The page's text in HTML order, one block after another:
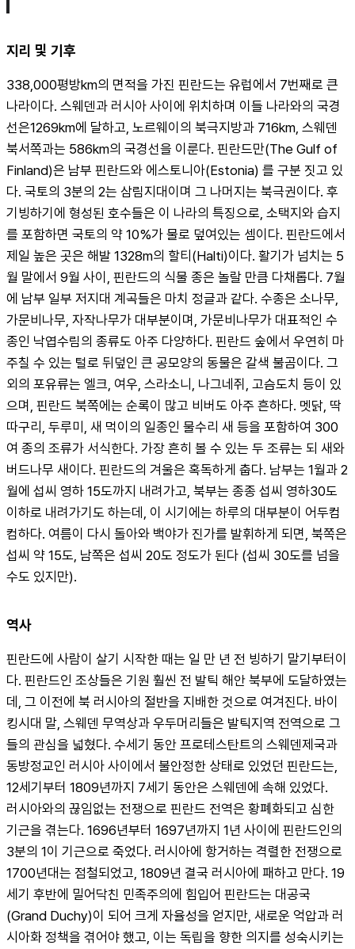
지리 및 기후
338,000평방km의 면적을 가진 핀란드는 유럽에서 7번째로 큰
나라이다. 스웨덴과 러시아 사이에 위치하며 이들 나라와의 국경
선은1269km에 달하고, 노르웨이의 북극지방과 716km, 스웨덴
북서쪽과는 586km의 국경선을 이룬다. 핀란드만(The Gulf of
Finland)은 남부 핀란드와 에스토니아(Estonia) 를 구분 짓고 있
다. 국토의 3분의 2는 삼림지대이며 그 나머지는 북극권이다. 후
기빙하기에 형성된 호수들은 이 나라의 특징으로, 소택지와 습지
를 포함하면 국토의 약 10%가 물로 덮여있는 셈이다. 핀란드에서
제일 높은 곳은 해발 1328m의 할티(Halti)이다. 활기가 넘치는 5
월 말에서 9월 사이, 핀란드의 식물 종은 놀랄 만큼 다채롭다. 7월
에 남부 일부 저지대 계곡들은 마치 정글과 같다. 수종은 소나무,
가문비나무, 자작나무가 대부분이며, 가문비나무가 대표적인 수
종인 낙엽수림의 종류도 아주 다양하다. 핀란드 숲에서 우연히 마
주칠 수 있는 털로 뒤덮인 큰 공모양의 동물은 갈색 불곰이다. 그
외의 포유류는 엘크, 여우, 스라소니, 나그네쥐, 고슴도치 등이 있
으며, 핀란드 북쪽에는 순록이 많고 비버도 아주 흔하다. 멧닭, 딱
따구리, 두루미, 새 먹이의 일종인 물수리 새 등을 포함하여 300
여 종의 조류가 서식한다. 가장 흔히 볼 수 있는 두 조류는 되 새와
버드나무 새이다. 핀란드의 겨울은 혹독하게 춥다. 남부는 1월과 2
월에 섭씨 영하 15도까지 내려가고, 북부는 종종 섭씨 영하30도
이하로 내려가기도 하는데, 이 시기에는 하루의 대부분이 어두컴
컴하다. 여름이 다시 돌아와 백야가 진가를 발휘하게 되면, 북쪽은
섭씨 약 15도, 남쪽은 섭씨 20도 정도가 된다 (섭씨 30도를 넘을
수도 있지만).
역사
핀란드에 사람이 살기 시작한 때는 일 만 년 전 빙하기 말기부터이
다. 핀란드인 조상들은 기원 훨씬 전 발틱 해안 북부에 도달하였는
데, 그 이전에 북 러시아의 절반을 지배한 것으로 여겨진다. 바이
킹시대 말, 스웨덴 무역상과 우두머리들은 발틱지역 전역으로 그
들의 관심을 넓혔다. 수세기 동안 프로테스탄트의 스웨덴제국과
동방정교인 러시아 사이에서 불안정한 상태로 있었던 핀란드는,
12세기부터 1809년까지 7세기 동안은 스웨덴에 속해 있었다.
러시아와의 끊임없는 전쟁으로 핀란드 전역은 황폐화되고 심한
기근을 겪는다. 1696년부터 1697년까지 1년 사이에 핀란드인의
3분의 1이 기근으로 죽었다. 러시아에 항거하는 격렬한 전쟁으로
1700년대는 점철되었고, 1809년 결국 러시아에 패하고 만다. 19
세기 후반에 밀어닥친 민족주의에 힘입어 핀란드는 대공국
(Grand Duchy)이 되어 크게 자율성을 얻지만, 새로운 억압과 러
시아화 정책을 겪어야 했고, 이는 독립을 향한 의지를 성숙시키는